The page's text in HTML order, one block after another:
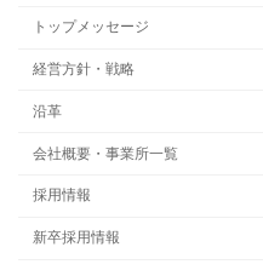
トップメッセージ
経営方針・戦略
沿革
会社概要・事業所一覧
採用情報
新卒採用情報